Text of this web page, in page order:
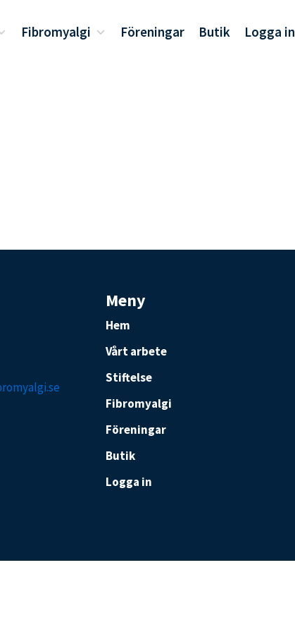
Fibromyalgi Föreningar Butik Logga in
Meny
Hem
Vårt arbete
Stiftelse
Fibromyalgi
Föreningar
Butik
Logga in